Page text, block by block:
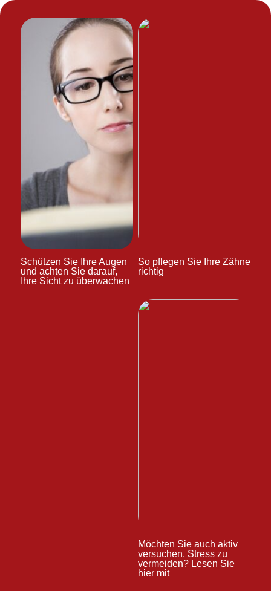
Schützen Sie Ihre Augen
und achten Sie darauf,
Ihre Sicht zu überwachen
So pflegen Sie Ihre Zähne
richtig
Möchten Sie auch aktiv
versuchen, Stress zu
vermeiden? Lesen Sie
hier mit